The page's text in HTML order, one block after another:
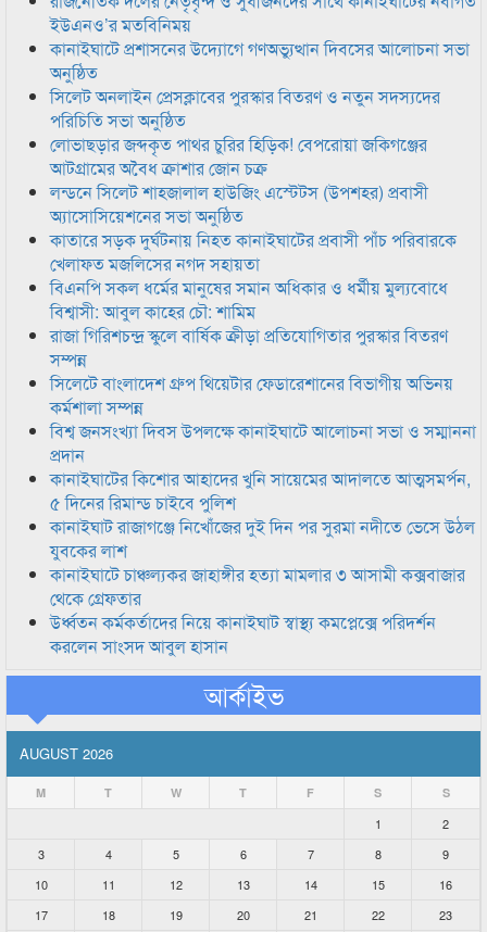
ইউএনও’র মতবিনিময়
কানাইঘাটে প্রশাসনের উদ্যোগে গণঅভ্যুত্থান দিবসের আলোচনা সভা
অনুষ্ঠিত
সিলেট অনলাইন প্রেসক্লাবের পুরস্কার বিতরণ ও নতুন সদস্যদের
পরিচিতি সভা অনুষ্ঠিত
লোভাছড়ার জব্দকৃত পাথর চুরির হিড়িক! বেপরোয়া জকিগঞ্জের
আটগ্রামের অবৈধ ক্রাশার জোন চক্র
লন্ডনে সিলেট শাহজালাল হাউজিং এস্টেটস (উপশহর) প্রবাসী
অ্যাসোসিয়েশনের সভা অনুষ্ঠিত
কাতারে সড়ক দুর্ঘটনায় নিহত কানাইঘাটের প্রবাসী পাঁচ পরিবারকে
খেলাফত মজলিসের নগদ সহায়তা
বিএনপি সকল ধর্মের মানুষের সমান অধিকার ও ধর্মীয় মুল্যবোধে
বিশ্বাসী: আবুল কাহের চৌ: শামিম
রাজা গিরিশচন্দ্র স্কুলে বার্ষিক ক্রীড়া প্রতিযোগিতার পুরস্কার বিতরণ
সম্পন্ন
সিলেটে বাংলাদেশ গ্রুপ থিয়েটার ফেডারেশানের বিভাগীয় অভিনয়
কর্মশালা সম্পন্ন
বিশ্ব জনসংখ্যা দিবস উপলক্ষে কানাইঘাটে আলোচনা সভা ও সম্মাননা
প্রদান
কানাইঘাটের কিশোর আহাদের খুনি সায়েমের আদালতে আত্মসমর্পন,
৫ দিনের রিমান্ড চাইবে পুলিশ
কানাইঘাট রাজাগঞ্জে নিখোঁজের দুই দিন পর সুরমা নদীতে ভেসে উঠল
যুবকের লাশ
কানাইঘাটে চাঞ্চল্যকর জাহাঙ্গীর হত্যা মামলার ৩ আসামী কক্সবাজার
থেকে গ্রেফতার
উর্ধ্বতন কর্মকর্তাদের নিয়ে কানাইঘাট স্বাস্থ্য কমপ্লেক্সে পরিদর্শন
করলেন সাংসদ আবুল হাসান
আর্কাইভ
AUGUST 2026
M T W T F S S
1
2
3
4 5 6 7 8
9
10
11 12 13 14 15
16
17
18 19 20 21 22 23